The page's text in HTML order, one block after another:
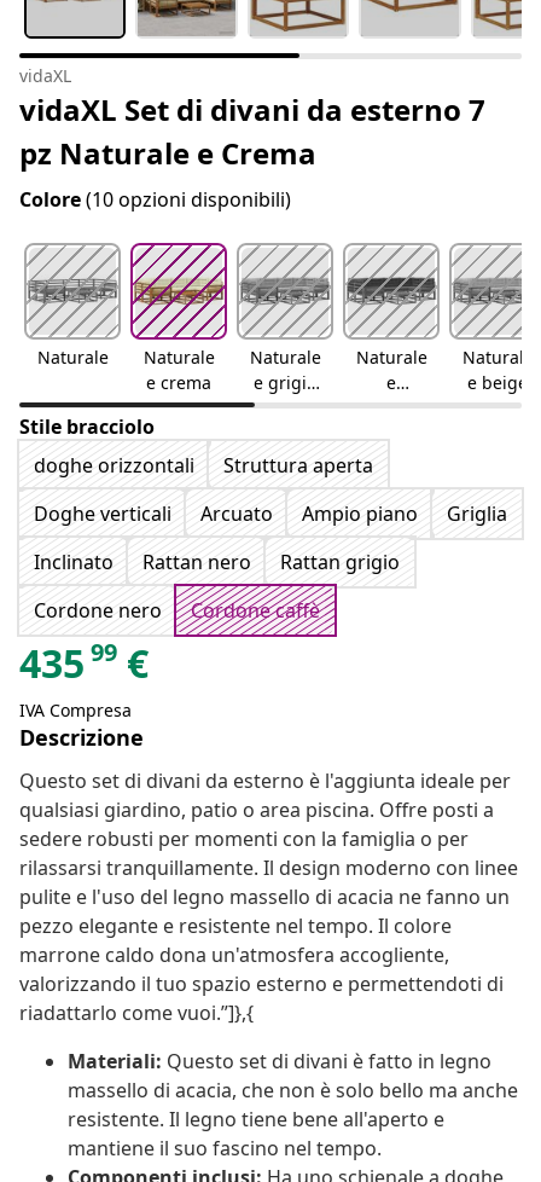
vidaXL
vidaXL Set di divani da esterno 7
pz Naturale e Crema
Colore(10 opzioni disponibili)
Naturale
Naturale
e crema
Naturale
e grigio
chiaro
Naturale
e
antracite
Naturale
e beige
Stile bracciolo
doghe orizzontali
Struttura aperta
Doghe verticali
Arcuato Ampio piano
Griglia
Inclinato
Rattan nero
Rattan grigio
Cordone nero
Cordone caffè
435 99 €
IVA Compresa
Descrizione
Questo set di divani da esterno è l'aggiunta ideale per
qualsiasi giardino, patio o area piscina. Offre posti a
sedere robusti per momenti con la famiglia o per
rilassarsi tranquillamente. Il design moderno con linee
pulite e l'uso del legno massello di acacia ne fanno un
pezzo elegante e resistente nel tempo. Il colore
marrone caldo dona un'atmosfera accogliente,
valorizzando il tuo spazio esterno e permettendoti di
riadattarlo come vuoi.”]},{
Materiali: Questo set di divani è fatto in legno
massello di acacia, che non è solo bello ma anche
resistente. Il legno tiene bene all'aperto e
mantiene il suo fascino nel tempo.